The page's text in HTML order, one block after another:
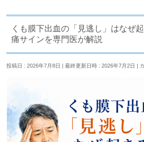
くも膜下出血の「見逃し」はなぜ
痛サインを専門医が解説
投稿日 : 2026年7月8日 最終更新日時 : 2026年7月2日